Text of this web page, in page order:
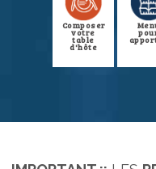
Composer
votre
table
d'hôte